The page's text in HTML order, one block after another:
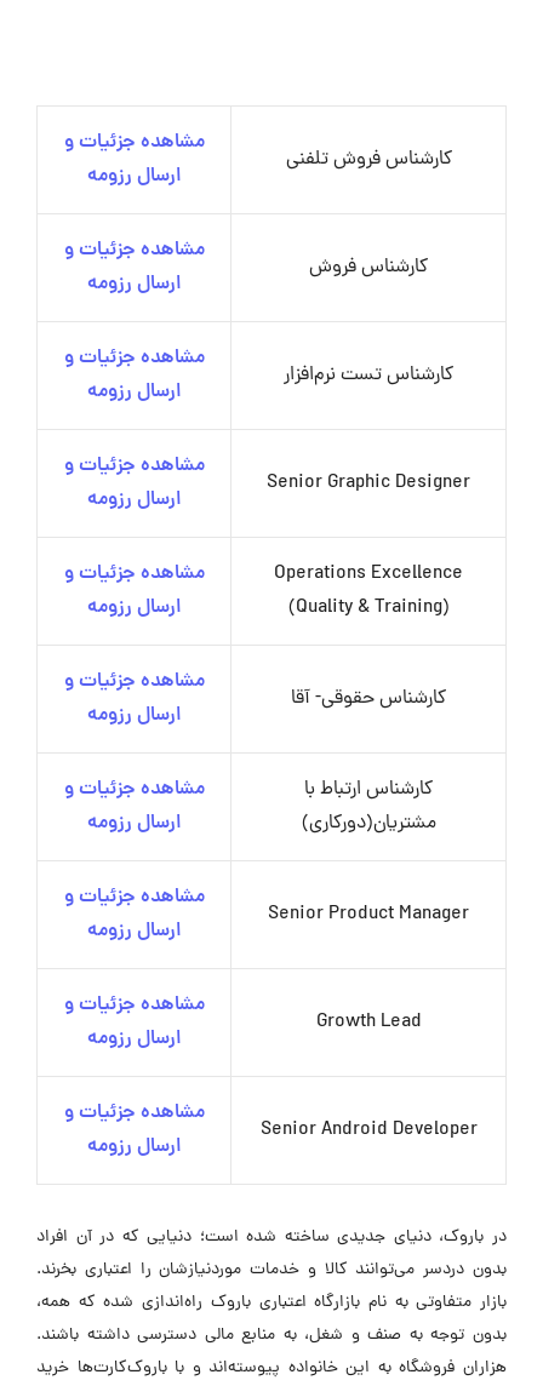
کارشناس فروش تلفنی
مشاهده جزئیات و
ارسال رزومه
کارشناس فروش
مشاهده جزئیات و
ارسال رزومه
کارشناس تست نرم‌افزار
مشاهده جزئیات و
ارسال رزومه
Senior Graphic Designer
مشاهده جزئیات و
ارسال رزومه
Operations Excellence
(Quality & Training)
مشاهده جزئیات و
ارسال رزومه
کارشناس حقوقی- آقا
مشاهده جزئیات و
ارسال رزومه
کارشناس ارتباط با
مشتریان(دورکاری)
مشاهده جزئیات و
ارسال رزومه
Senior Product Manager
مشاهده جزئیات و
ارسال رزومه
Growth Lead
مشاهده جزئیات و
ارسال رزومه
Senior Android Developer
مشاهده جزئیات و
ارسال رزومه
در باروک، دنیای جدیدی ساخته شده است؛ دنیایی که در آن افراد
بدون دردسر می‌توانند کالا و خدمات موردنیازشان را اعتباری بخرند.
بازار متفاوتی به نام بازارگاه اعتباری باروک راه‌اندازی شده که همه،
بدون توجه به صنف و شغل، به منابع مالی دسترسی داشته باشند.
هزاران فروشگاه به این خانواده پیوسته‌اند و با باروک‌کارت‌ها خرید